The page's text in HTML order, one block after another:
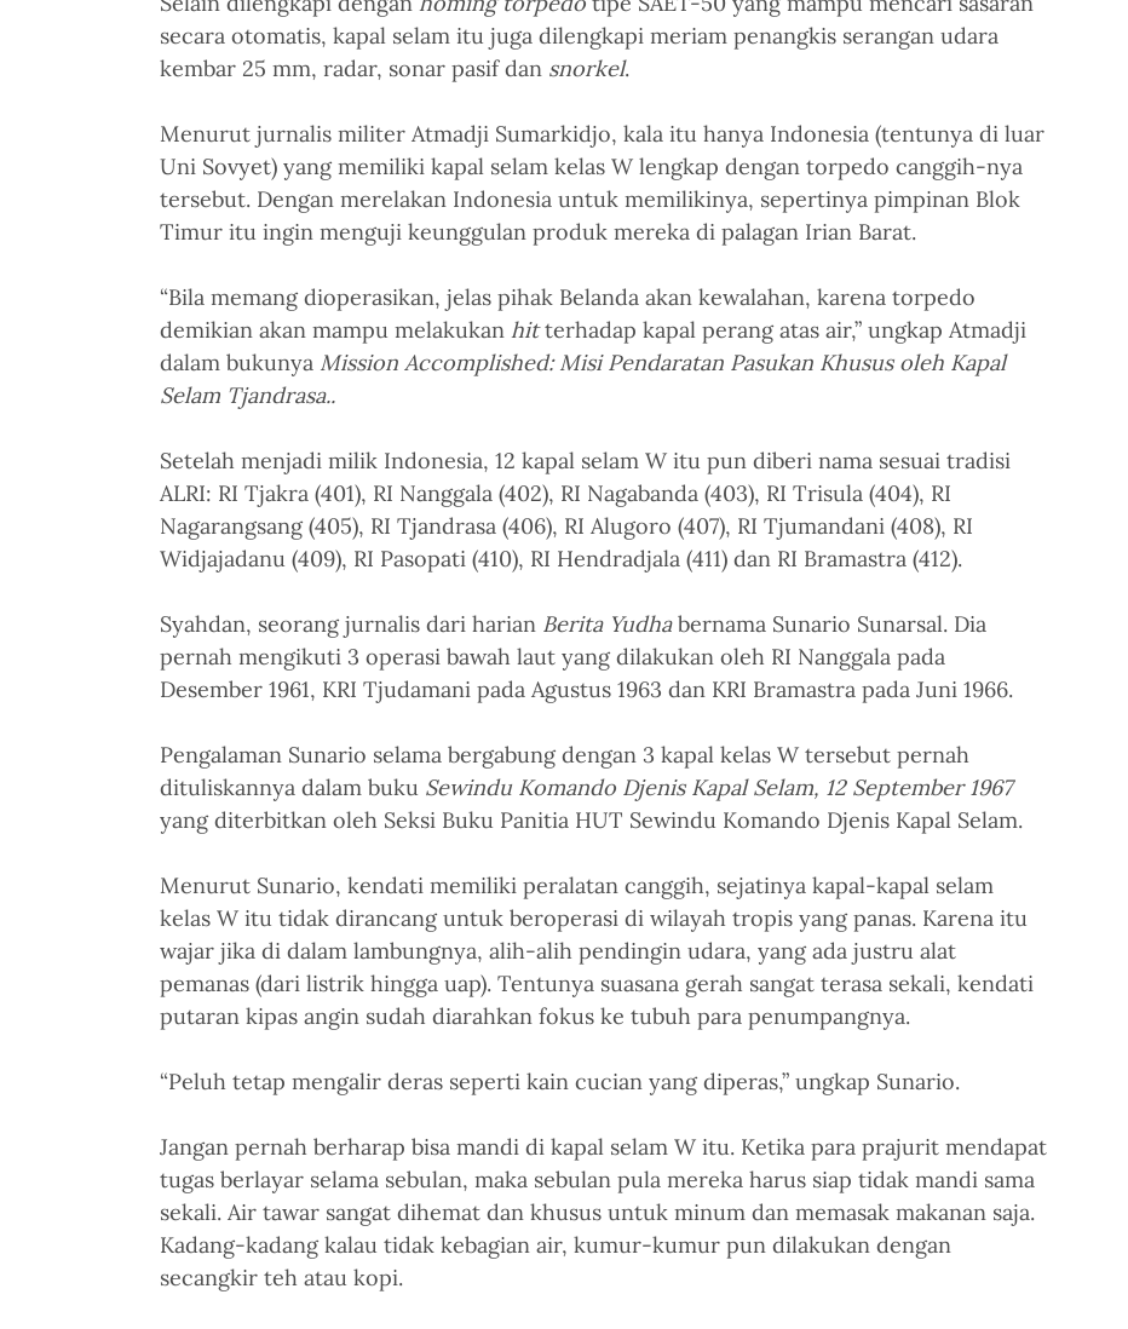
secara otomatis, kapal selam itu juga dilengkapi meriam penangkis serangan udara
kembar 25 mm, radar, sonar pasif dan snorkel.
Menurut jurnalis militer Atmadji Sumarkidjo, kala itu hanya Indonesia (tentunya di luar
Uni Sovyet) yang memiliki kapal selam kelas W lengkap dengan torpedo canggih-nya
tersebut. Dengan merelakan Indonesia untuk memilikinya, sepertinya pimpinan Blok
Timur itu ingin menguji keunggulan produk mereka di palagan Irian Barat.
“Bila memang dioperasikan, jelas pihak Belanda akan kewalahan, karena torpedo
demikian akan mampu melakukan hit terhadap kapal perang atas air,” ungkap Atmadji
dalam bukunya Mission Accomplished: Misi Pendaratan Pasukan Khusus oleh Kapal
Selam Tjandrasa..
Setelah menjadi milik Indonesia, 12 kapal selam W itu pun diberi nama sesuai tradisi
ALRI: RI Tjakra (401), RI Nanggala (402), RI Nagabanda (403), RI Trisula (404), RI
Nagarangsang (405), RI Tjandrasa (406), RI Alugoro (407), RI Tjumandani (408), RI
Widjajadanu (409), RI Pasopati (410), RI Hendradjala (411) dan RI Bramastra (412).
Syahdan, seorang jurnalis dari harian Berita Yudha bernama Sunario Sunarsal. Dia
pernah mengikuti 3 operasi bawah laut yang dilakukan oleh RI Nanggala pada
Desember 1961, KRI Tjudamani pada Agustus 1963 dan KRI Bramastra pada Juni 1966.
Pengalaman Sunario selama bergabung dengan 3 kapal kelas W tersebut pernah
dituliskannya dalam buku Sewindu Komando Djenis Kapal Selam, 12 September 1967
yang diterbitkan oleh Seksi Buku Panitia HUT Sewindu Komando Djenis Kapal Selam.
Menurut Sunario, kendati memiliki peralatan canggih, sejatinya kapal-kapal selam
kelas W itu tidak dirancang untuk beroperasi di wilayah tropis yang panas. Karena itu
wajar jika di dalam lambungnya, alih-alih pendingin udara, yang ada justru alat
pemanas (dari listrik hingga uap). Tentunya suasana gerah sangat terasa sekali, kendati
putaran kipas angin sudah diarahkan fokus ke tubuh para penumpangnya.
“Peluh tetap mengalir deras seperti kain cucian yang diperas,” ungkap Sunario.
Jangan pernah berharap bisa mandi di kapal selam W itu. Ketika para prajurit mendapat
tugas berlayar selama sebulan, maka sebulan pula mereka harus siap tidak mandi sama
sekali. Air tawar sangat dihemat dan khusus untuk minum dan memasak makanan saja.
Kadang-kadang kalau tidak kebagian air, kumur-kumur pun dilakukan dengan
secangkir teh atau kopi.